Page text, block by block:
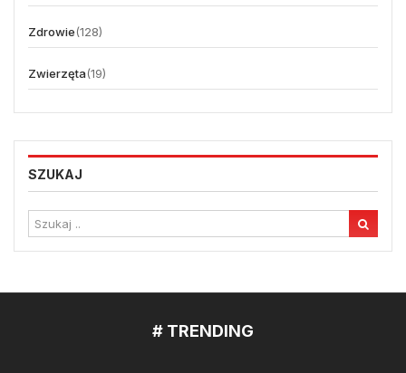
Zdrowie(128)
Zwierzęta(19)
SZUKAJ
# TRENDING